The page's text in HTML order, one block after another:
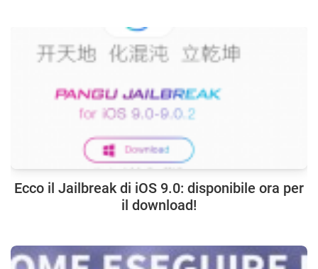
Ecco il Jailbreak di iOS 9.0: disponibile ora per
il download!